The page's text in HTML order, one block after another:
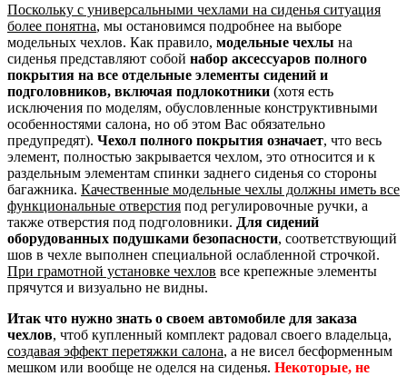
Поскольку с универсальными чехлами на сиденья ситуация
более понятна, мы остановимся подробнее на выборе
модельных чехлов. Как правило, модельные чехлы на
сиденья представляют собой набор аксессуаров полного
покрытия на все отдельные элементы сидений и
подголовников, включая подлокотники (хотя есть
исключения по моделям, обусловленные конструктивными
особенностями салона, но об этом Вас обязательно
предупредят). Чехол полного покрытия означает, что весь
элемент, полностью закрывается чехлом, это относится и к
раздельным элементам спинки заднего сиденья со стороны
багажника. Качественные модельные чехлы должны иметь все
функциональные отверстия под регулировочные ручки, а
также отверстия под подголовники. Для сидений
оборудованных подушками безопасности, соответствующий
шов в чехле выполнен специальной ослабленной строчкой.
При грамотной установке чехлов все крепежные элементы
прячутся и визуально не видны.
Итак что нужно знать о своем автомобиле для заказа
чехлов, чтоб купленный комплект радовал своего владельца,
создавая эффект перетяжки салона, а не висел бесформенным
мешком или вообще не оделся на сиденья. Некоторые, не